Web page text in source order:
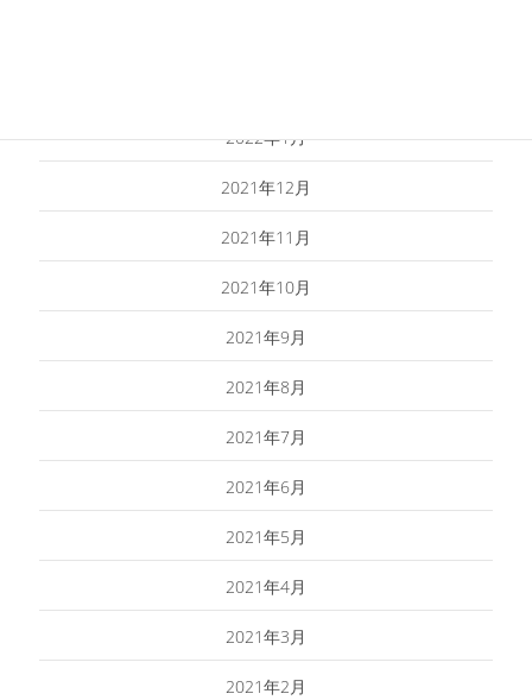
2022年1月
2021年12月
2021年11月
2021年10月
2021年9月
2021年8月
2021年7月
2021年6月
2021年5月
2021年4月
2021年3月
2021年2月